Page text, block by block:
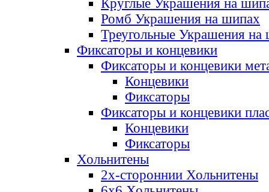
Круглые Украшения на
Ромб Украшения на шипах
Треугольные Украшения на
Фиксаторы и концевики
Фиксаторы и концевики
Концевики
Фиксаторы
Фиксаторы и концевики
Концевики
Фиксаторы
Хольнитены
2х-стороннии Хольнитены